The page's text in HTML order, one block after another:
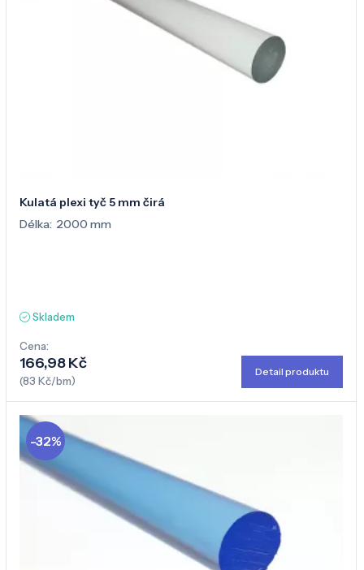
Kulatá plexi tyč 5 mm čirá
Délka: 2000 mm
Skladem
Cena:
166,98 Kč
(83 Kč/bm)
Detail produktu
-32%